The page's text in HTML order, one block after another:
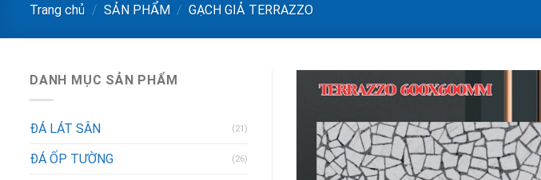
Trang chủ / SẢN PHẨM / GẠCH GIẢ TERRAZZO
DANH MỤC SẢN PHẨM
ĐÁ LÁT SÂN (21)
ĐÁ ỐP TƯỜNG (26)